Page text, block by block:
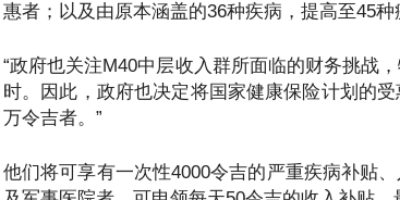
惠者；以及由原本涵盖的36种疾病，提高至45种
“政府也关注M40中层收入群所面临的财务挑战
时。因此，政府也决定将国家健康保险计划的
万令吉者。”
他们将可享有一次性4000令吉的严重疾病补贴